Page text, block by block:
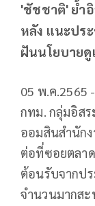
'ชัชชาติ' ย้ำ
หลัง แนะปร
ฝันนโยบาย
05 พ.ค.2565
กทม. กลุ่มอิส
ออมสินสำนัก
ต่อที่ซอยตลาด
ต้อนรับจากป
จำนวนมากส